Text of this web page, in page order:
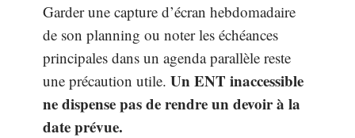
Garder une capture d’écran hebdomadaire
de son planning ou noter les échéances
principales dans un agenda parallèle reste
une précaution utile. Un ENT inaccessible
ne dispense pas de rendre un devoir à la
date prévue.